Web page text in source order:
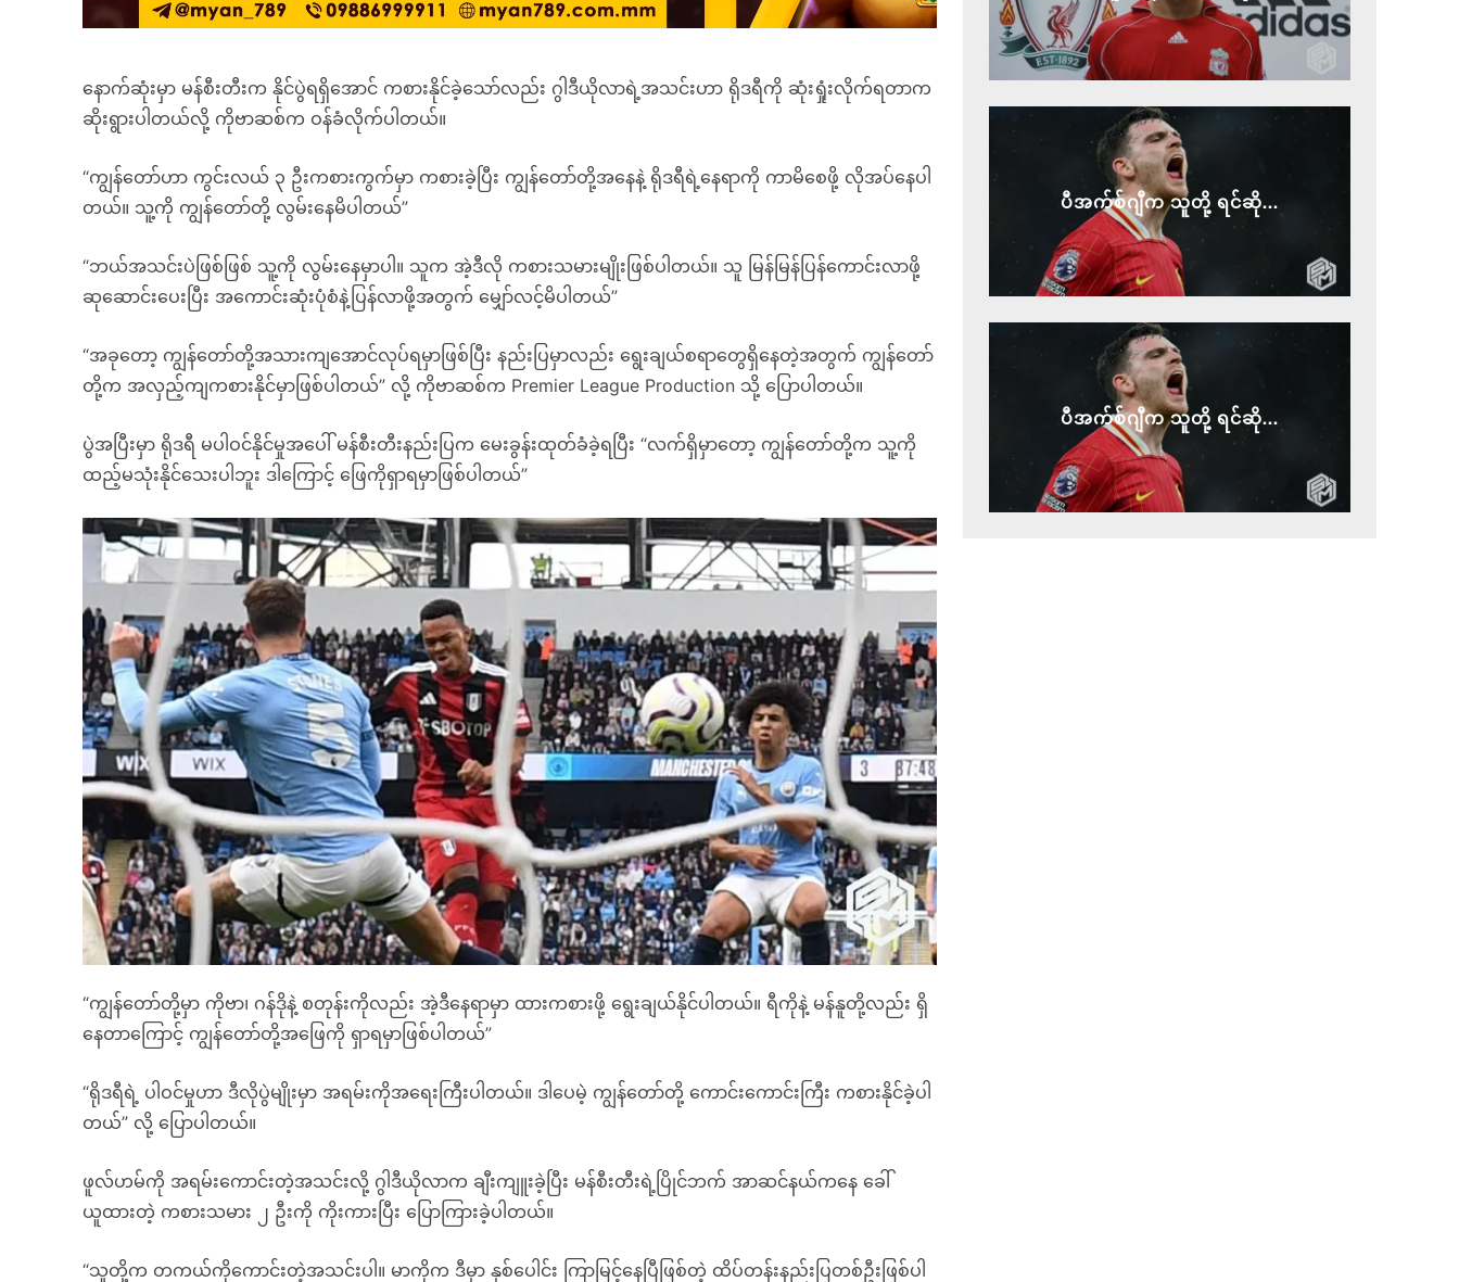
နောက်ဆုံးမှာ မန်စီးတီးက နိုင်ပွဲရရှိအောင် ကစားနိုင်ခဲ့သော်လည်း ဂွါဒီယိုလာရဲ့အသင်းဟာ ရိုဒရီကို ဆုံးရှုံးလိုက်ရတာက
ဆိုးရွားပါတယ်လို့ ကိုဗာဆစ်က ဝန်ခံလိုက်ပါတယ်။
“ကျွန်တော်ဟာ ကွင်းလယ် ၃ ဦးကစားကွက်မှာ ကစားခဲ့ပြီး ကျွန်တော်တို့အနေနဲ့ ရိုဒရီရဲ့နေရာကို ကာမိစေဖို့ လိုအပ်နေပါ
တယ်။ သူ့ကို ကျွန်တော်တို့ လွမ်းနေမိပါတယ်”
“ဘယ်အသင်းပဲဖြစ်ဖြစ် သူ့ကို လွမ်းနေမှာပါ။ သူက အဲ့ဒီလို ကစားသမားမျိုးဖြစ်ပါတယ်။ သူ မြန်မြန်ပြန်ကောင်းလာဖို့
ဆုဆောင်းပေးပြီး အကောင်းဆုံးပုံစံနဲ့ပြန်လာဖို့အတွက် မျှော်လင့်မိပါတယ်”
“အခုတော့ ကျွန်တော်တို့အသားကျအောင်လုပ်ရမှာဖြစ်ပြီး နည်းပြမှာလည်း ရွေးချယ်စရာတွေရှိနေတဲ့အတွက် ကျွန်တော်
တို့က အလှည့်ကျကစားနိုင်မှာဖြစ်ပါတယ်” လို့ ကိုဗာဆစ်က Premier League Production သို့ ပြောပါတယ်။
ပွဲအပြီးမှာ ရိုဒရီ မပါဝင်နိုင်မှုအပေါ် မန်စီးတီးနည်းပြက မေးခွန်းထုတ်ခံခဲ့ရပြီး “လက်ရှိမှာတော့ ကျွန်တော်တို့က သူ့ကို
ထည့်မသုံးနိုင်သေးပါဘူး ဒါကြောင့် ဖြေကိုရှာရမှာဖြစ်ပါတယ်”
“ကျွန်တော်တို့မှာ ကိုဗာ၊ ဂန်ဒိုနဲ့ စတုန်းကိုလည်း အဲ့ဒီနေရာမှာ ထားကစားဖို့ ရွေးချယ်နိုင်ပါတယ်။ ရီကိုနဲ့ မန်နူတို့လည်း ရှိ
နေတာကြောင့် ကျွန်တော်တို့အဖြေကို ရှာရမှာဖြစ်ပါတယ်”
“ရိုဒရီရဲ့ ပါဝင်မှုဟာ ဒီလိုပွဲမျိုးမှာ အရမ်းကိုအရေးကြီးပါတယ်။ ဒါပေမဲ့ ကျွန်တော်တို့ ကောင်းကောင်းကြီး ကစားနိုင်ခဲ့ပါ
တယ်” လို့ ပြောပါတယ်။
ဖူလ်ဟမ်ကို အရမ်းကောင်းတဲ့အသင်းလို့ ဂွါဒီယိုလာက ချီးကျူးခဲ့ပြီး မန်စီးတီးရဲ့ပြိုင်ဘက် အာဆင်နယ်ကနေ ခေါ်
ယူထားတဲ့ ကစားသမား ၂ ဦးကို ကိုးကားပြီး ပြောကြားခဲ့ပါတယ်။
“သူတို့က တကယ်ကိုကောင်းတဲ့အသင်းပါ။ မာကိုက ဒီမှာ နှစ်ပေါင်း ကြာမြင့်နေပြီဖြစ်တဲ့ ထိပ်တန်းနည်းပြတစ်ဦးဖြစ်ပါ
ပီအက်စ်ဂျီက သူတို့ ရင်ဆို...
ပီအက်စ်ဂျီက သူတို့ ရင်ဆို...